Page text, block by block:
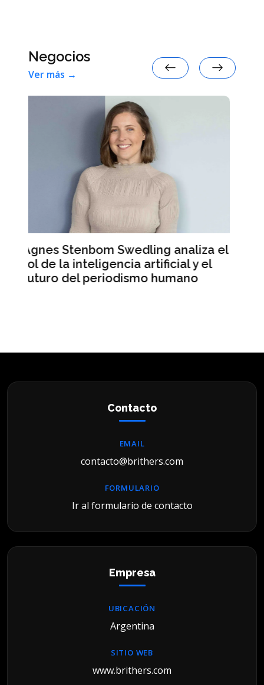
Negocios
Ver más →
el
Mercado Libre registra ingresos
récord pero sus acciones caen en
Wall Street
Contacto
EMAIL
contacto@brithers.com
FORMULARIO
Ir al formulario de contacto
Empresa
UBICACIÓN
Argentina
SITIO WEB
www.brithers.com